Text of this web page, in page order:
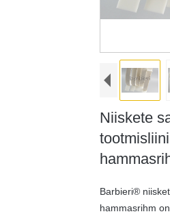
Niiskete
Barbieri®
hammasrihm